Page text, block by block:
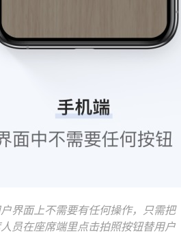
界面上不需要有任何操作，只需把
员在座席端里点击拍照按钮替用户